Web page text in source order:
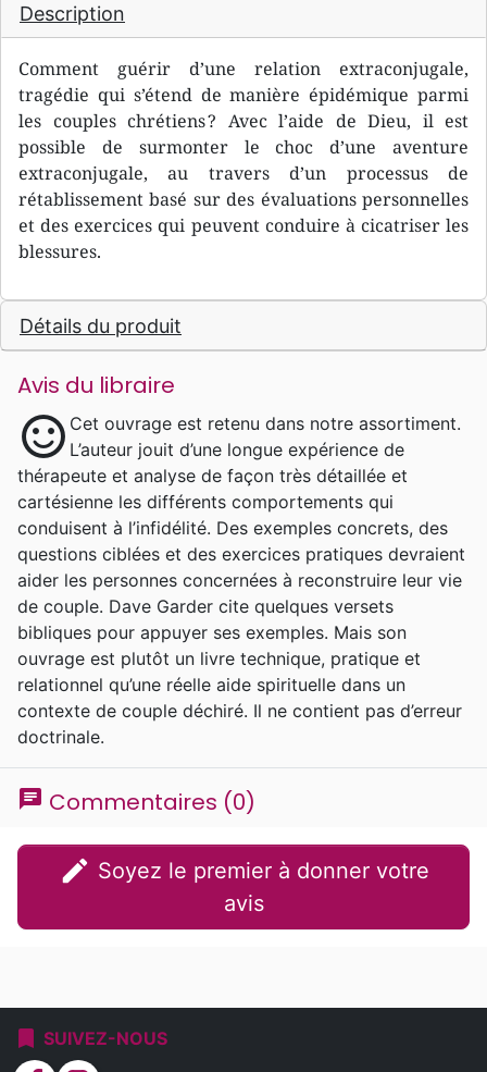
Description
Comment guérir d’une relation extraconjugale,
tragédie qui s’étend de manière épidémique parmi
les couples chrétiens ? Avec l’aide de Dieu, il est
possible de surmonter le choc d’une aventure
extraconjugale, au travers d’un processus de
rétablissement basé sur des évaluations personnelles
et des exercices qui peuvent conduire à cicatriser les
blessures.
Détails du produit
Avis du libraire
sentiment_satisfied Cet ouvrage est retenu dans notre assortiment.
L’auteur jouit d’une longue expérience de
thérapeute et analyse de façon très détaillée et
cartésienne les différents comportements qui
conduisent à l’infidélité. Des exemples concrets, des
questions ciblées et des exercices pratiques devraient
aider les personnes concernées à reconstruire leur vie
de couple. Dave Garder cite quelques versets
bibliques pour appuyer ses exemples. Mais son
ouvrage est plutôt un livre technique, pratique et
relationnel qu’une réelle aide spirituelle dans un
contexte de couple déchiré. Il ne contient pas d’erreur
doctrinale.
chat Commentaires (0)
edit
avis
bookmark SUIVEZ-NOUS